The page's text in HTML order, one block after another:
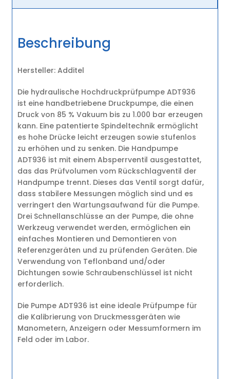
Beschreibung
Hersteller: Additel
Die hydraulische Hochdruckprüfpumpe ADT936
ist eine handbetriebene Druckpumpe, die einen
Druck von 85 % Vakuum bis zu 1.000 bar erzeugen
kann. Eine patentierte Spindeltechnik ermöglicht
es hohe Drücke leicht erzeugen sowie stufenlos
zu erhöhen und zu senken. Die Handpumpe
ADT936 ist mit einem Absperrventil ausgestattet,
das das Prüfvolumen vom Rückschlagventil der
Handpumpe trennt. Dieses das Ventil sorgt dafür,
dass stabilere Messungen möglich sind und es
verringert den Wartungsaufwand für die Pumpe.
Drei Schnellanschlüsse an der Pumpe, die ohne
Werkzeug verwendet werden, ermöglichen ein
einfaches Montieren und Demontieren von
Referenzgeräten und zu prüfenden Geräten. Die
Verwendung von Teflonband und/oder
Dichtungen sowie Schraubenschlüssel ist nicht
erforderlich.
Die Pumpe ADT936 ist eine ideale Prüfpumpe für
die Kalibrierung von Druckmessgeräten wie
Manometern, Anzeigern oder Messumformern im
Feld oder im Labor.